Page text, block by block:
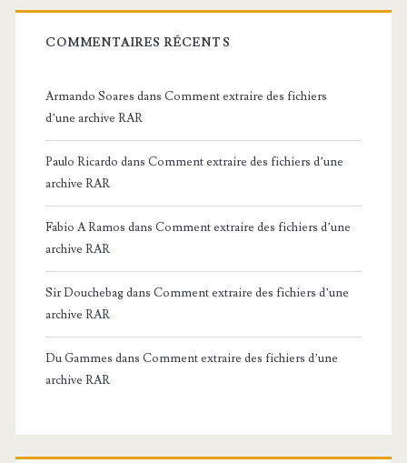
COMMENTAIRES RÉCENTS
Armando Soares dans Comment extraire des fichiers
d’une archive RAR
Paulo Ricardo dans Comment extraire des fichiers d’une
archive RAR
Fabio A Ramos dans Comment extraire des fichiers d’une
archive RAR
Sir Douchebagdans Comment extraire des fichiers d’une
archive RAR
Du Gammes dans Comment extraire des fichiers d’une
archive RAR